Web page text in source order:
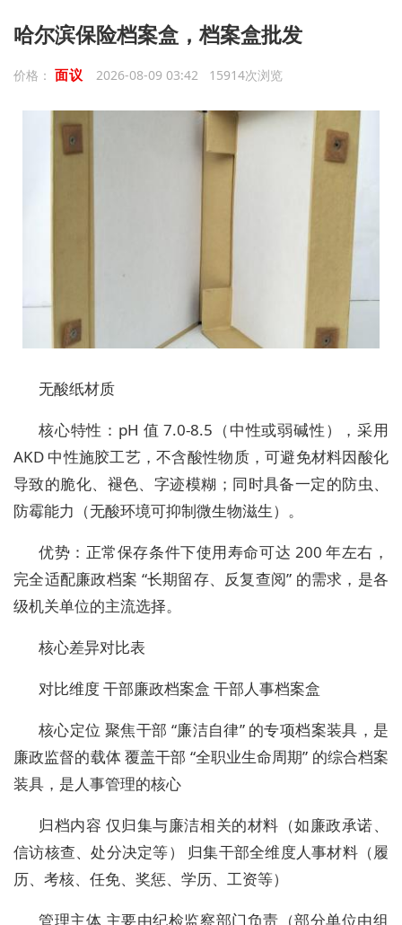
哈尔滨保险档案盒，档案盒批发
价格： 面议 2026-08-09 03:42 15914次浏览
无酸纸材质
核心特性：pH 值 7.0-8.5（中性或弱碱性），采用
AKD 中性施胶工艺，不含酸性物质，可避免材料因酸化
导致的脆化、褪色、字迹模糊；同时具备一定的防虫、
防霉能力（无酸环境可抑制微生物滋生）。
优势：正常保存条件下使用寿命可达 200 年左右，
完全适配廉政档案 “长期留存、反复查阅” 的需求，是各
级机关单位的主流选择。
核心差异对比表
对比维度 干部廉政档案盒 干部人事档案盒
核心定位 聚焦干部 “廉洁自律” 的专项档案装具，是
廉政监督的载体 覆盖干部 “全职业生命周期” 的综合档案
装具，是人事管理的核心
归档内容 仅归集与廉洁相关的材料（如廉政承诺、
信访核查、处分决定等） 归集干部全维度人事材料（履
历、考核、任免、奖惩、学历、工资等）
管理主体 主要由纪检监察部门负责（部分单位由组